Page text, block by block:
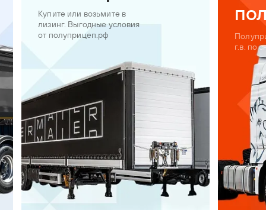
Купите или возьмите в
лизинг. Выгодные условия
от полуприцеп.рф
г.в. по